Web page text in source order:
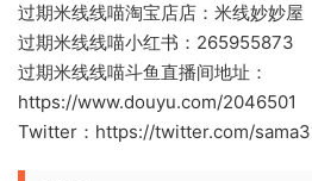
过期米线线喵淘宝店店：米线妙妙屋
过期米线线喵小红书：265955873
过期米线线喵斗鱼直播间地址：
https://www.douyu.com/2046501
Twitter：https://twitter.com/